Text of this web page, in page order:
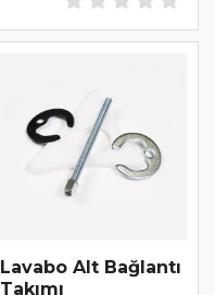
Lavabo Alt Bağlantı
Takımı